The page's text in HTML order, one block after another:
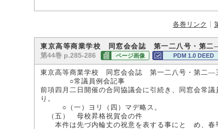
各巻リンク
東京高等商業学校 同窓会会誌 第一二八号・第
第44巻 p.285-286 ページ画像 PDM 1.0 DEED
東京高等商業学校 同窓会会誌 第一二八号・第二―
○常議員例会記事
前項四月二日開催の合同協議会に引続き、同窓会常
り。
○（一）ヨリ（四）マデ略ス。
（五） 母校昇格祝賀会の件
本件は先づ内輪丈の祝意を表する事にとゞめ、春